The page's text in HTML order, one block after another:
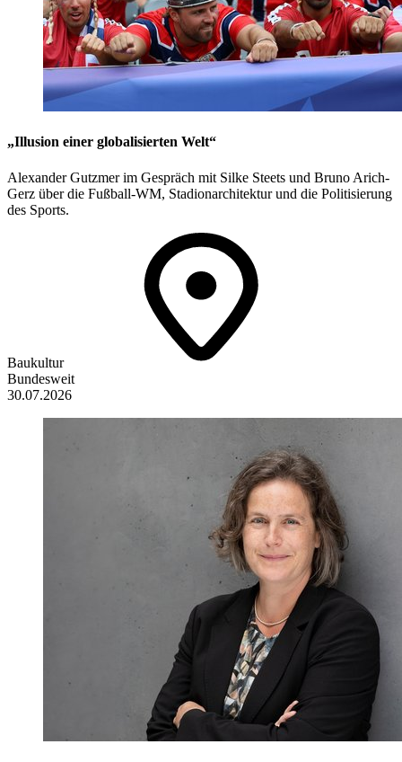
„Illusion einer globalisierten Welt“
Alexander Gutzmer im Gespräch mit Silke Steets und Bruno Arich-
Gerz über die Fußball-WM, Stadionarchitektur und die Politisierung
des Sports.
Baukultur
Bundesweit
30.07.2026